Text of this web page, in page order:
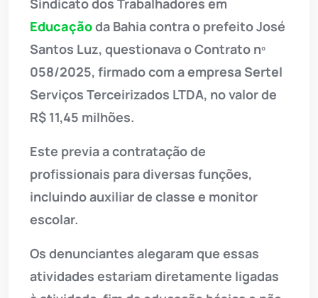
Sindicato dos Trabalhadores em
Educaçãoda Bahia contra o prefeito José
Santos Luz, questionava o Contrato nº
058/2025, firmado com a empresa Sertel
Serviços Terceirizados LTDA, no valor de
R$ 11,45 milhões.
Este previa a contratação de
profissionais para diversas funções,
incluindo auxiliar de classe e monitor
escolar.
Os denunciantes alegaram que essas
atividades estariam diretamente ligadas